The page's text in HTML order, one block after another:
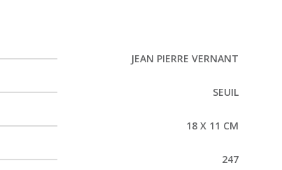
JEAN PIERRE VERNANT
SEUIL
18 X 11 CM
247